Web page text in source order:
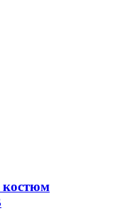
костюм